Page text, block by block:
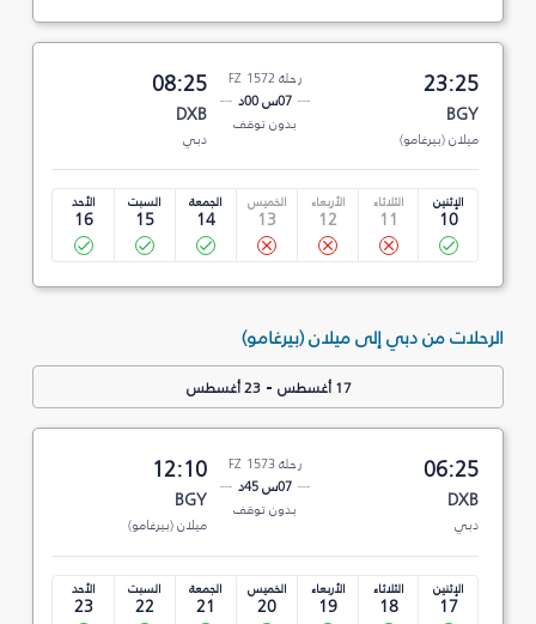
23:25
BGY
ميلان (بيرغامو)
رحلة FZ 1572
07س 00د
بدون توقف
08:25
DXB
دبي
الإثنين
10
الثلاثاء
11
الأربعاء
12
الخميس
13
الجمعة
14
السبت
15
الأحد
16
الرحلات من دبي إلى ميلان (بيرغامو)
17 أغسطس -23 أغسطس
06:25
DXB
دبي
رحلة FZ 1573
07س 45د
بدون توقف
12:10
BGY
ميلان (بيرغامو)
الإثنين
17
الثلاثاء
18
الأربعاء
19
الخميس
20
الجمعة
21
السبت
22
الأحد
23